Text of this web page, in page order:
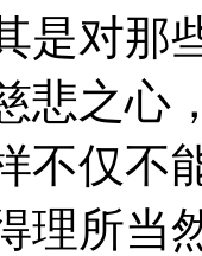
是对那
悲之心
不仅不
理所当